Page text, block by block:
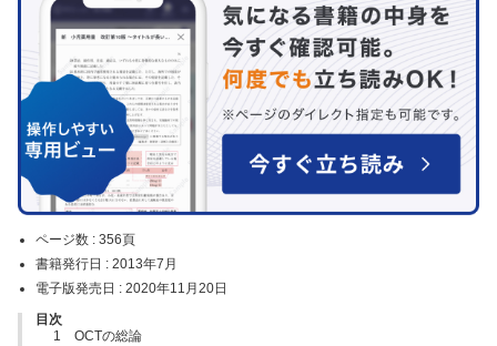
ページ数 : 356頁
書籍発行日 : 2013年7月
電子版発売日 : 2020年11月20日
目次
1 OCTの総論